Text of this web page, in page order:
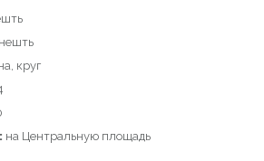
круг
на Центральную площадь